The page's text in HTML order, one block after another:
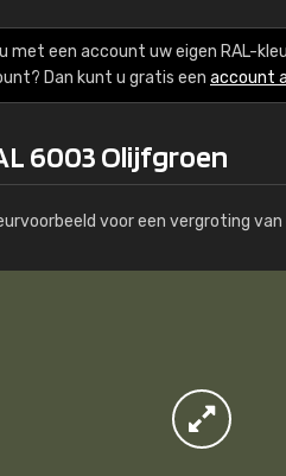
met een account uw eigen RAL-
Dan kunt u gratis een account
6003 Olijfgroen
voor een vergroting van